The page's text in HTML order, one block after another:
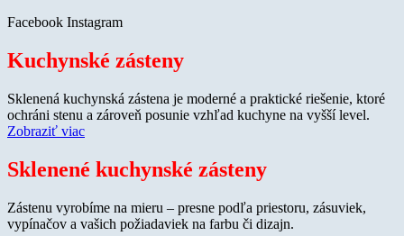
Facebook Instagram
Kuchynské zásteny
Sklenená kuchynská zástena je moderné a praktické riešenie, ktoré
ochráni stenu a zároveň posunie vzhľad kuchyne na vyšší level.
Zobraziť viac
Sklenené kuchynské zásteny
Zástenu vyrobíme na mieru – presne podľa priestoru, zásuviek,
vypínačov a vašich požiadaviek na farbu či dizajn.